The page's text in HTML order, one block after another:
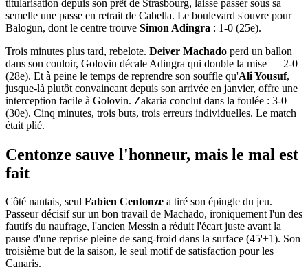
titularisation depuis son prêt de Strasbourg, laisse passer sous sa
semelle une passe en retrait de Cabella. Le boulevard s'ouvre pour
Balogun, dont le centre trouve Simon Adingra : 1-0 (25e).
Trois minutes plus tard, rebelote. Deiver Machado perd un ballon
dans son couloir, Golovin décale Adingra qui double la mise — 2-0
(28e). Et à peine le temps de reprendre son souffle qu'Ali Yousuf,
jusque-là plutôt convaincant depuis son arrivée en janvier, offre une
interception facile à Golovin. Zakaria conclut dans la foulée : 3-0
(30e). Cinq minutes, trois buts, trois erreurs individuelles. Le match
était plié.
Centonze sauve l'honneur, mais le mal est
fait
Côté nantais, seul Fabien Centonze a tiré son épingle du jeu.
Passeur décisif sur un bon travail de Machado, ironiquement l'un des
fautifs du naufrage, l'ancien Messin a réduit l'écart juste avant la
pause d'une reprise pleine de sang-froid dans la surface (45'+1). Son
troisième but de la saison, le seul motif de satisfaction pour les
Canaris.